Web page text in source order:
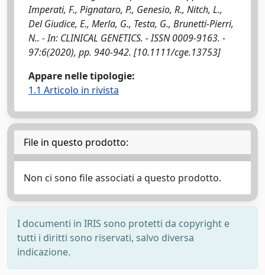
Imperati, F., Pignataro, P., Genesio, R., Nitch, L.,
Del Giudice, E., Merla, G., Testa, G., Brunetti-Pierri,
N.. - In: CLINICAL GENETICS. - ISSN 0009-9163. -
97:6(2020), pp. 940-942. [10.1111/cge.13753]
Appare nelle tipologie:
1.1 Articolo in rivista
File in questo prodotto:
Non ci sono file associati a questo prodotto.
I documenti in IRIS sono protetti da copyright e
tutti i diritti sono riservati, salvo diversa
indicazione.